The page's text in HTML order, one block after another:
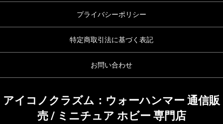
プライバシーポリシー
特定商取引法に基づく表記
お問い合わせ
アイコノクラズム：ウォーハンマー 通信販
売 / ミニチュア ホビー 専門店